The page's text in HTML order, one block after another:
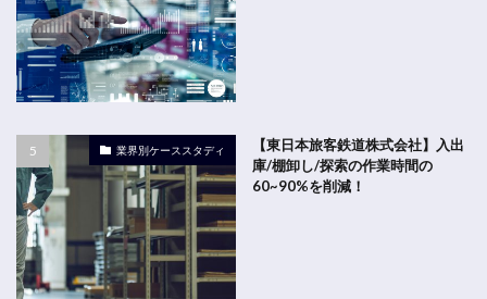
業界別ケーススタディ
【東日本旅客鉄道株式会社】入出
庫/棚卸し/探索の作業時間の
60~90%を削減！